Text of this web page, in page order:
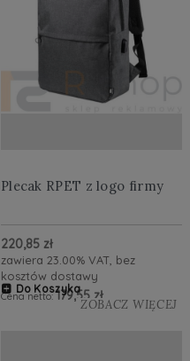
Plecak RPET z logo firmy
220,85 zł
zawiera 23.00% VAT, bez
kosztów dostawy
Cena netto:179,55 zł
Do Koszyka
ZOBACZ WIĘCEJ